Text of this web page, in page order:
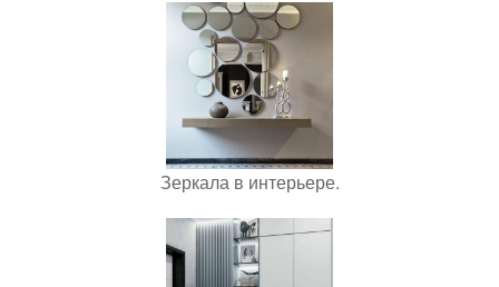
Зеркала в интерьере.